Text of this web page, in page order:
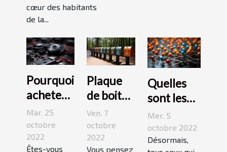
cœur des habitants
de la...
Pourquoi
acheter
une
caméra
espion ?
Mar. 25
octobre
2022
Êtes-vous
Plaque
de boite
aux
lettres :3
conseils
Ven. 7
octobre
2022
Vous pensez
Quelles
sont les
meilleures
stratégies
de
Mer. 5
octobre 2022
Désormais,